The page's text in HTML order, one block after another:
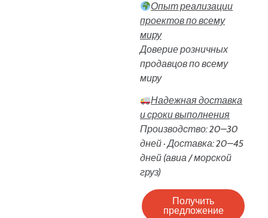
Опыт реализации
проектов по всему
миру
Доверие розничных
продавцов по всему
миру
Надежная доставка
и сроки выполнения
Производство: 20–30
дней · Доставка: 20–45
дней (авиа / морской
груз)
Получить
предложение